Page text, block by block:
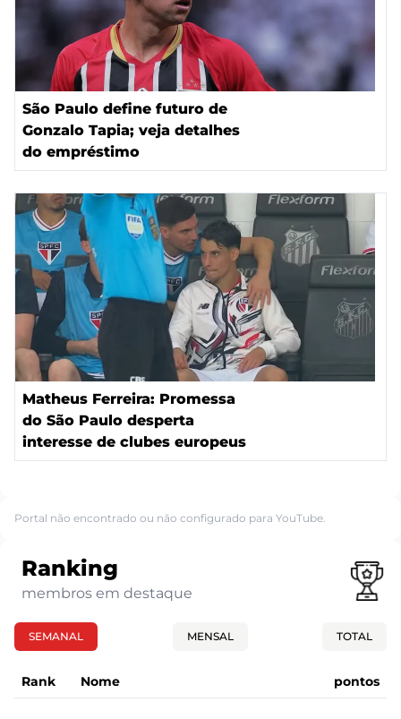
São Paulo define futuro de
Gonzalo Tapia; veja detalhes
do empréstimo
Matheus Ferreira: Promessa
do São Paulo desperta
interesse de clubes europeus
Portal não encontrado ou não configurado para YouTube.
Ranking
membros em destaque
SEMANAL MENSAL TOTAL
Rank Nome pontos